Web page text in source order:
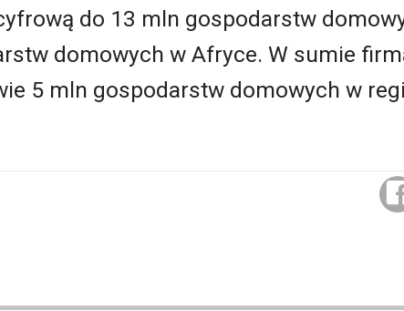
do 13 mln gospodarstw
domowych w Afryce. W sumie
5 mln gospodarstw domowych w